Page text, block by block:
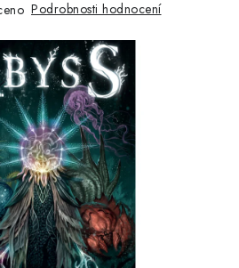
HER
KNIHOVNY A JINÉ
ŠKOLY, STŘEDNÍ ŠKOLY A
Podrobnosti hodnocení